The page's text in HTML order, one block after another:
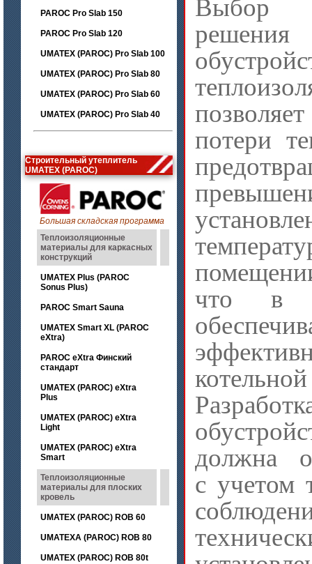
PAROC Pro Slab 150
PAROC Pro Slab 120
UMATEX (PAROC) Pro Slab 100
UMATEX (PAROC) Pro Slab 80
UMATEX (PAROC) Pro Slab 60
UMATEX (PAROC) Pro Slab 40
Строительный утеплитель
UMATEX (PAROC)
Большая складская программа
Теплоизоляционные
материалы для каркасных
конструкций
UMATEX Plus (PAROC
Sonus Plus)
PAROC Smart Sauna
UMATEX Smart XL (PAROC
eXtra)
PAROC eXtra Финский
стандарт
UMATEX (PAROC) eXtra
Plus
UMATEX (PAROC) eXtra
Light
UMATEX (PAROC) eXtra
Smart
Теплоизоляционные
материалы для плоских
кровель
UMATEX (PAROC) ROB 60
UMATEXA (PAROC) ROB 80
UMATEX (PAROC) ROB 80t
Выбор
потери
что в
должна
с учетом